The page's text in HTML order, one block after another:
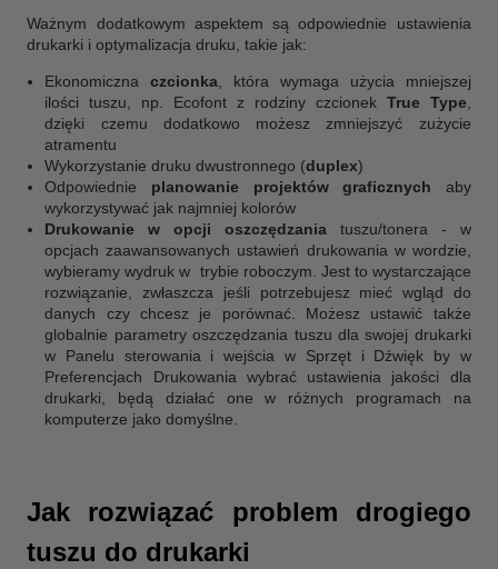
Ważnym dodatkowym aspektem są odpowiednie ustawienia
drukarki i optymalizacja druku, takie jak:
Ekonomiczna czcionka, która wymaga użycia mniejszej
ilości tuszu, np. Ecofont z rodziny czcionek True Type,
dzięki czemu dodatkowo możesz zmniejszyć zużycie
atramentu
Wykorzystanie druku dwustronnego (duplex)
Odpowiednie
planowanie projektów graficznych
aby
wykorzystywać jak najmniej kolorów
Drukowanie w opcji oszczędzania
tuszu/tonera - w
opcjach zaawansowanych ustawień drukowania w wordzie,
wybieramy wydruk w trybie roboczym. Jest to wystarczające
rozwiązanie, zwłaszcza jeśli potrzebujesz mieć wgląd do
danych czy chcesz je porównać. Możesz ustawić także
globalnie parametry oszczędzania tuszu dla swojej drukarki
w Panelu sterowania i wejścia w Sprzęt i Dźwięk by w
Preferencjach Drukowania wybrać ustawienia jakości dla
drukarki, będą działać one w różnych programach na
komputerze jako domyślne.
Jak rozwiązać problem drogiego
tuszu do drukarki